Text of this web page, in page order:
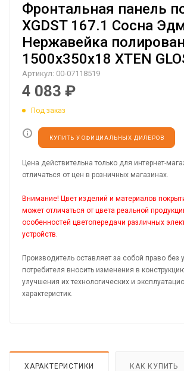
Фронтальная панель
XGDST 167.1 Сосна
Нержавейка
1500х350х18 XTEN
Артикул: 00-07118519
4 083 ₽
Под заказ
КУПИТЬ У ОФИЦИАЛЬНЫХ ДИЛЕРОВ
Цена действительна только для интернет-
отличаться от цен в розничных магазинах.
Внимание! Цвет изделий и материалов
может отличаться от цвета реальной
особенностей цветопередачи различных
устройств.
Производитель оставляет за собой право без
потребителя вносить изменения в
улучшения их технологических и
характеристик.
ХАРАКТЕРИСТИКИ КАК КУПИТЬ